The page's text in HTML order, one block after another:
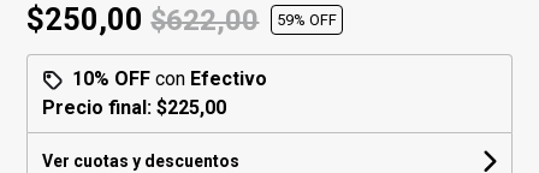
$250,00$622,00 59% OFF
10% OFF con Efectivo
Precio final:$225,00
Ver cuotas y descuentos